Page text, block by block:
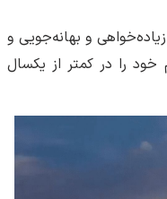
و بهانه‌جویی و
خود را در کمتر از یکسال